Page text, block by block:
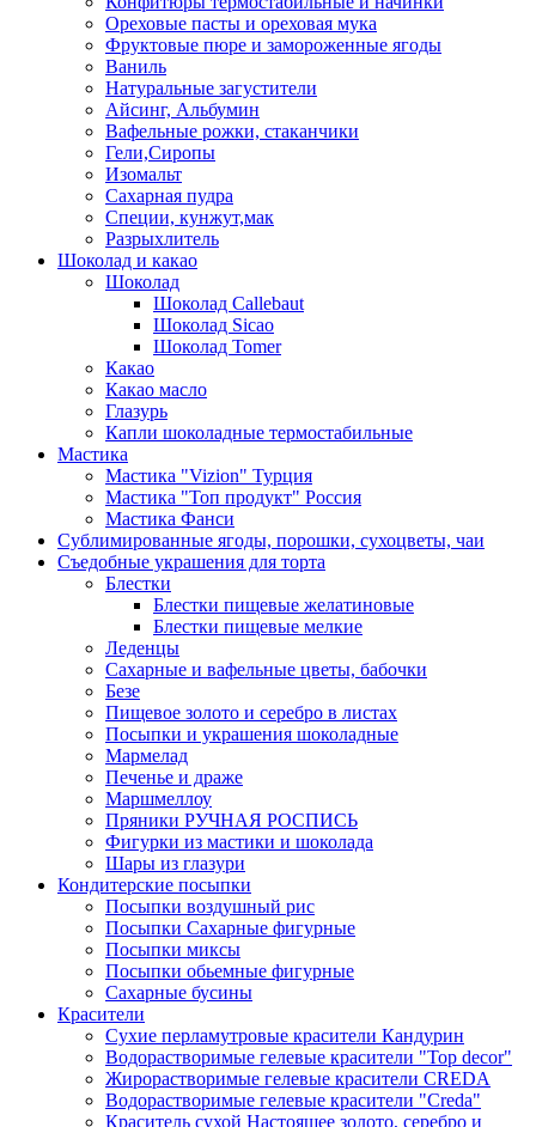
Ореховые пасты и ореховая мука
Фруктовые пюре и замороженные ягоды
Ваниль
Натуральные загустители
Айсинг, Альбумин
Вафельные рожки, стаканчики
Гели,Сиропы
Изомальт
Сахарная пудра
Специи, кунжут,мак
Разрыхлитель
Шоколад и какао
Шоколад
Шоколад Callebaut
Шоколад Sicao
Шоколад Tomer
Какао
Какао масло
Глазурь
Капли шоколадные термостабильные
Мастика
Мастика "Vizion" Турция
Мастика "Топ продукт" Россия
Мастика Фанси
Сублимированные ягоды, порошки, сухоцветы, чаи
Съедобные украшения для торта
Блестки
Блестки пищевые желатиновые
Блестки пищевые мелкие
Леденцы
Сахарные и вафельные цветы, бабочки
Безе
Пищевое золото и серебро в листах
Посыпки и украшения шоколадные
Мармелад
Печенье и драже
Маршмеллоу
Пряники РУЧНАЯ РОСПИСЬ
Фигурки из мастики и шоколада
Шары из глазури
Кондитерские посыпки
Посыпки воздушный рис
Посыпки Сахарные фигурные
Посыпки миксы
Посыпки обьемные фигурные
Сахарные бусины
Красители
Сухие перламутровые красители Кандурин
Водорастворимые гелевые красители "Top decor"
Жирорастворимые гелевые красители CREDA
Водорастворимые гелевые красители "Creda"
Краситель сухой Настоящее золото, серебро и